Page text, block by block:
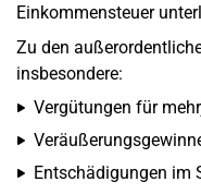
Einkommensteuer
Zu den
insbesondere:
Vergütungen für
Entschädigungen im